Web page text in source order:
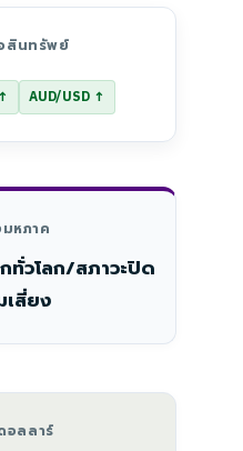
สินทรัพย์
AUD/USD ↑
หภาค
ทั่วโลก/สภาวะปิด
เสี่ยง
อลลาร์